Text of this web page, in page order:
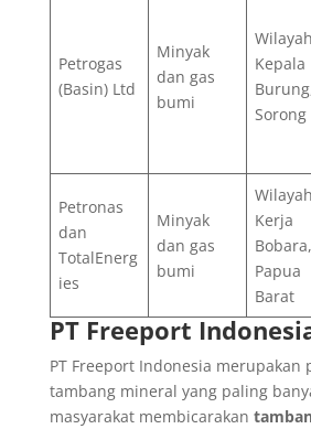
Petrogas
(Basin) Ltd
Minyak
dan gas
bumi
Wilayah
Kepala
Sorong
Petronas
dan
TotalEnerg
ies
Minyak
dan gas
bumi
Wilayah
Kerja
Bobara,
Papua
Barat
PT Freeport
PT Freeport Indonesia merupakan
tambang mineral yang paling
masyarakat membicarakan